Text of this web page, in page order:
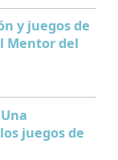
y juegos de
Mentor del
juegos de